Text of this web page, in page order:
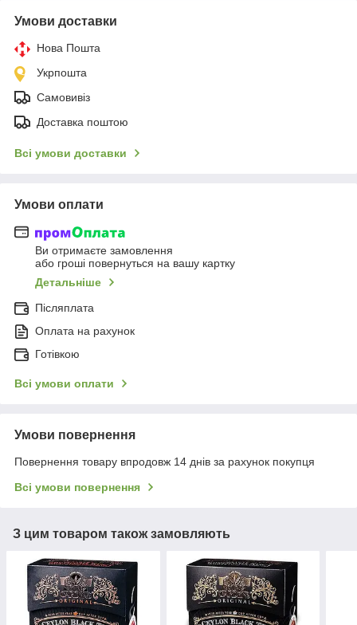
Умови доставки
Нова Пошта
Укрпошта
Самовивіз
Доставка поштою
Всі умови доставки
Умови оплати
Ви отримаєте замовлення
або гроші повернуться на вашу картку
Детальніше
Післяплата
Оплата на рахунок
Готівкою
Всі умови оплати
Умови повернення
Повернення товару впродовж 14 днів за рахунок покупця
Всі умови повернення
З цим товаром також замовляють